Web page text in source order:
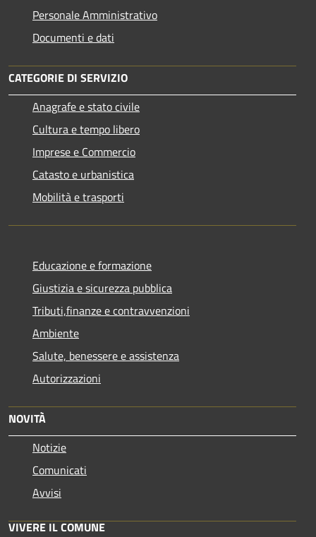
Personale Amministrativo
Documenti e dati
CATEGORIE DI SERVIZIO
Anagrafe e stato civile
Cultura e tempo libero
Imprese e Commercio
Catasto e urbanistica
Mobilità e trasporti
Educazione e formazione
Giustizia e sicurezza pubblica
Tributi,finanze e contravvenzioni
Ambiente
Salute, benessere e assistenza
Autorizzazioni
NOVITÀ
Notizie
Comunicati
Avvisi
VIVERE IL COMUNE